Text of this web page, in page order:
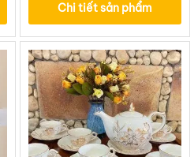
Chi tiết sản phẩm